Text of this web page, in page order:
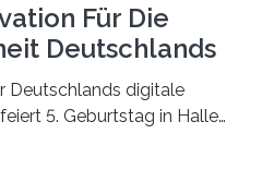
Für Die
Deutschlands
Deutschlands digitale
5. Geburtstag in Halle